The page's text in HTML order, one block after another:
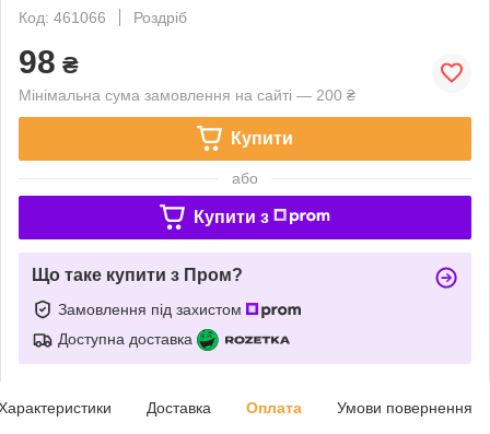
Код: 461066
Роздріб
98 ₴
Мінімальна сума замовлення на сайті — 200 ₴
Купити
або
Купити з
Що таке купити з Пром?
Замовлення під захистом
Доступна доставка
Доставка Оплата Умови повернення